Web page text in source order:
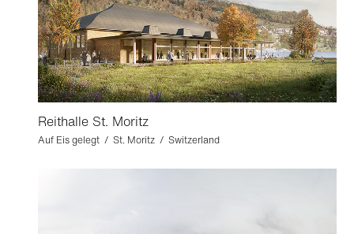
Reithalle St. Moritz
Auf Eis gelegt / St. Moritz / Switzerland